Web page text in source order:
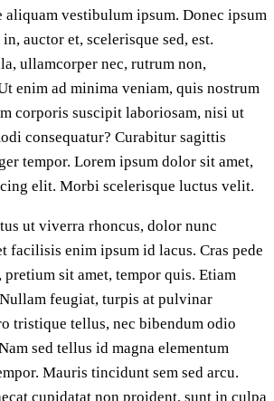
aliquam vestibulum ipsum. Donec ipsum
auctor et, scelerisque sed, est.
ullamcorper nec, rutrum non,
enim ad minima veniam, quis nostrum
corporis suscipit laboriosam, nisi ut
consequatur? Curabitur sagittis
tempor. Lorem ipsum dolor sit amet,
elit. Morbi scelerisque luctus velit.
ut viverra rhoncus, dolor nunc
facilisis enim ipsum id lacus. Cras pede
sit amet, tempor quis. Etiam
feugiat, turpis at pulvinar
tristique tellus, nec bibendum odio
sed tellus id magna elementum
Mauris tincidunt sem sed arcu.
cupidatat non proident, sunt in culpa